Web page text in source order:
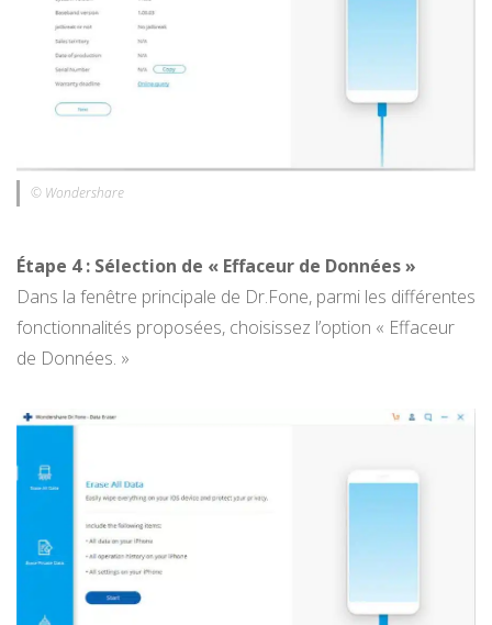
© Wondershare
Étape 4 : Sélection de « Effaceur de Données »
Dans la fenêtre principale de Dr.Fone, parmi les différentes
fonctionnalités proposées, choisissez l’option « Effaceur
de Données. »